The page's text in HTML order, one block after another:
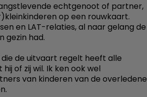
echtgenoot of partner,
op een rouwkaart.
en LAT-relaties, al naar gelang de
gezin had.
de uitvaart regelt heeft alle
of zij wil. Ik ken ook wel
van kinderen van de overledene